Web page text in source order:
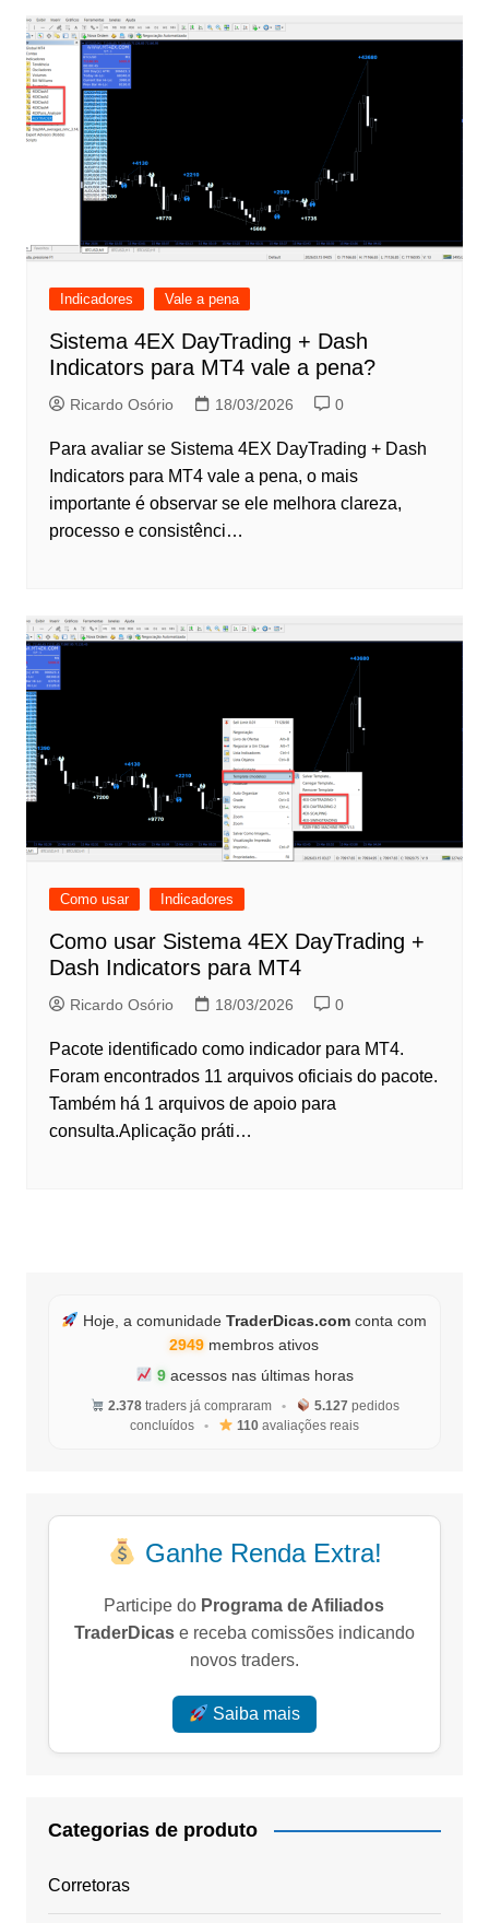
Indicadores Vale a pena
Sistema 4EX DayTrading + Dash
Indicators para MT4 vale a pena?
Ricardo Osório 18/03/2026 0
Para avaliar se Sistema 4EX DayTrading + Dash
Indicators para MT4 vale a pena, o mais
importante é observar se ele melhora clareza,
processo e consistênci…
Como usar Indicadores
Como usar Sistema 4EX DayTrading +
Dash Indicators para MT4
Ricardo Osório 18/03/2026 0
Pacote identificado como indicador para MT4.
Foram encontrados 11 arquivos oficiais do pacote.
Também há 1 arquivos de apoio para
consulta.Aplicação práti…
Hoje, a comunidadeTraderDicas.com conta com
2949 membros ativos
9acessos nas últimas horas
2.378traders já compraram • 5.127 pedidos
concluídos
• 110avaliações reais
Ganhe Renda Extra!
Participe do Programa de Afiliados
TraderDicase receba comissões indicando
novos traders.
Saiba mais
Categorias de produto
Corretoras